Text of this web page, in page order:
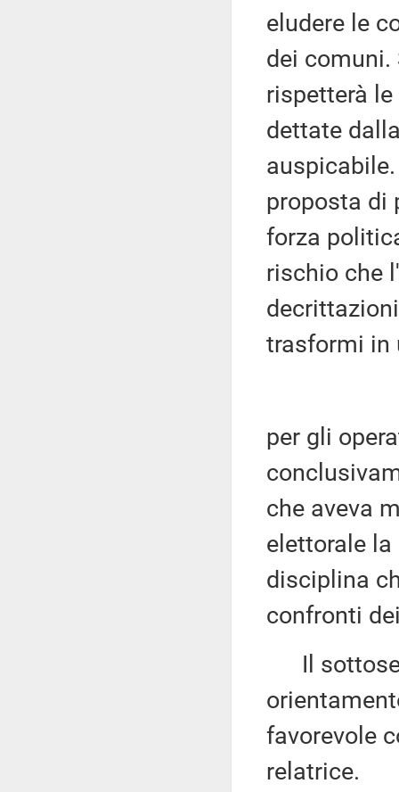
eludere le
dei comuni.
rispetterà
dettate
proposta di
forza
rischio che
trasformi in
per gli
che aveva
elettorale
disciplina
confronti
Il
favorevole
relatrice.